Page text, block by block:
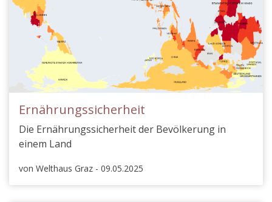
Ernährungssicherheit
Die Ernährungssicherheit der Bevölkerung in
einem Land
von Welthaus Graz - 09.05.2025